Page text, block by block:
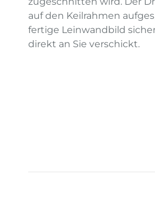
auf den Keilrahmen
fertige Leinwandbild
direkt an Sie verschickt.